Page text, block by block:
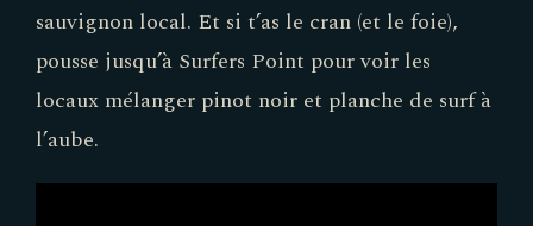
sauvignon local. Et si t’as le cran (et le foie),
pousse jusqu’à Surfers Point pour voir les
locaux mélanger pinot noir et planche de surf à
l’aube.